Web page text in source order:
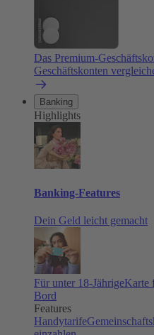
Das Premium-
Geschäftskonten
Banking
Highlights
Banking-Features
Dein Geld leicht gemacht
Für unter 18-JährigeKarte
Bord
Features
Handytarife